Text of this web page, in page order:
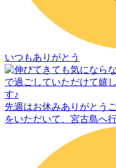
いつもありがとう
先週はお休みありがとう
をいただいて、宮古島へ